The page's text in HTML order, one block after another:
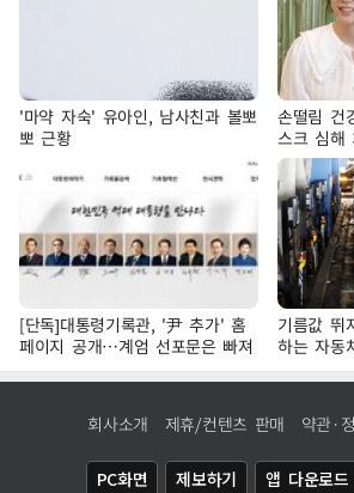
'마약 자숙' 유아인, 남사친과 볼뽀
뽀 근황
손떨림 건
스크 심해
[단독]대통령기록관, '尹 추가' 홈
페이지 공개…계엄 선포문은 빠져
기름값
하는 자동
회사소개 제휴/컨텐츠 판매 약관·
PC화면 제보하기 앱 다운로드